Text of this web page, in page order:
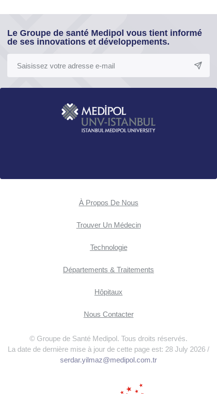
Le Groupe de santé Medipol vous tient informé
de ses innovations et développements.
À Propos De Nous
Trouver Un Médecin
Technologie
Départements & Traitements
Hôpitaux
Nous Contacter
© Groupe de Santé Medipol. Tous droits réservés.
La date de dernière mise à jour de cette page est: 28 July 2026 /
serdar.yilmaz@medipol.com.tr